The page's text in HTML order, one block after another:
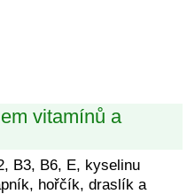
vitamínů a
B3, B6, E, kyselinu
hořčík, draslík a